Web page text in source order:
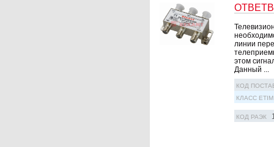
линии
этом
Данный ...
КОД
КЛАСС ETIM
КОД РАЭК